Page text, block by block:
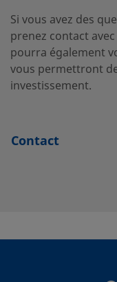
SS-
FL8TA8TA8-
36
Si vous avez des
prenez contact
pourra également
vous permettront
investissement.
Contact